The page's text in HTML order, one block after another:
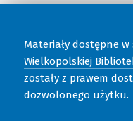
Materiały dostępne w
Wielkopolskiej
zostały z prawem
dozwolonego użytku.